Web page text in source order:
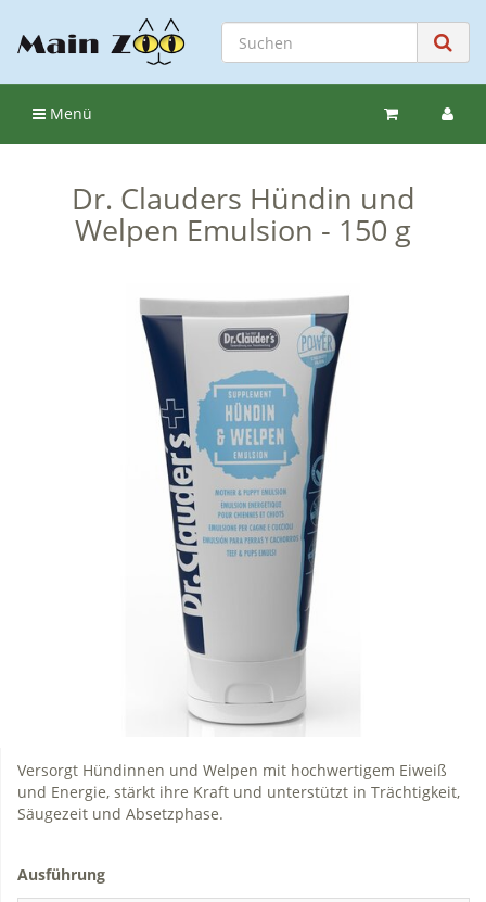
Menü
Dr. Clauders Hündin und
Welpen Emulsion - 150 g
Versorgt Hündinnen und Welpen mit hochwertigem Eiweiß
und Energie, stärkt ihre Kraft und unterstützt in Trächtigkeit,
Säugezeit und Absetzphase.
Ausführung